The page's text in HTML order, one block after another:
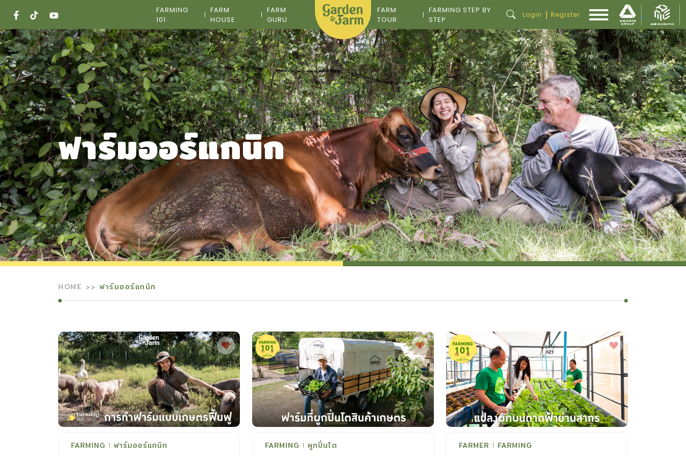
content
FARMING
101
FARM
HOUSE
FARM
GURU
FARM
TOUR
FARMING STEP BY
STEP
Login | Register
ฟาร์มออร์แกนิก
HOME ฟาร์มออร์แกนิก
FARMING ฟาร์มออร์แกนิก FARMING ผูกปิ่นโต FARMER FARMING